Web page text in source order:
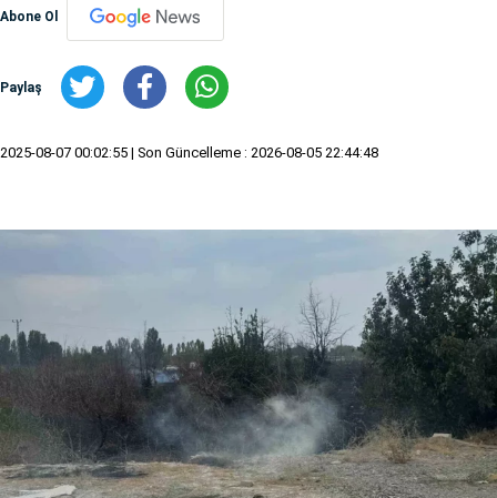
Abone Ol
Paylaş
2025-08-07 00:02:55 | Son Güncelleme : 2026-08-05 22:44:48